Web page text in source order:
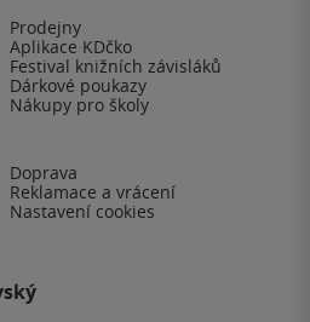
Prodejny
Aplikace KDčko
Festival knižních závisláků
Dárkové poukazy
Nákupy pro školy
Doprava
Reklamace a vrácení
Nastavení cookies